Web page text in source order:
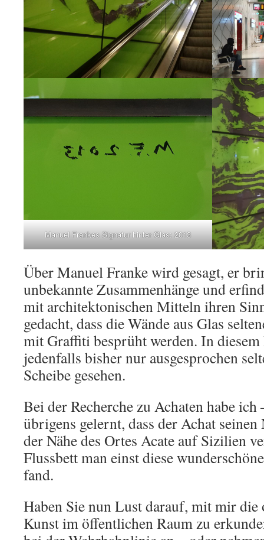
Manuel Frankes Signatur hinter Glas: 2013
Über Manuel Franke wird gesagt, er
unbekannte Zusammenhänge und
mit architektonischen Mitteln ihren
gedacht, dass die Wände aus Glas
mit Graffiti besprüht werden. In
jedenfalls bisher nur ausgesprochen
Scheibe gesehen.
Bei der Recherche zu Achaten habe
übrigens gelernt, dass der Achat
der Nähe des Ortes Acate auf Sizilien
Flussbett man einst diese
fand.
Haben Sie nun Lust darauf, mit mir die
Kunst im öffentlichen Raum zu